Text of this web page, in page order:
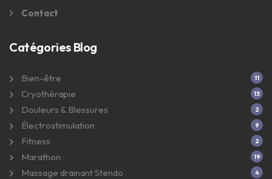
Contact
Catégories Blog
Bien-être 11
Cryothérapie 13
Douleurs & Blessures 2
Électrostimulation 9
Fitness 2
Marathon 19
Massage drainant Stendo 4